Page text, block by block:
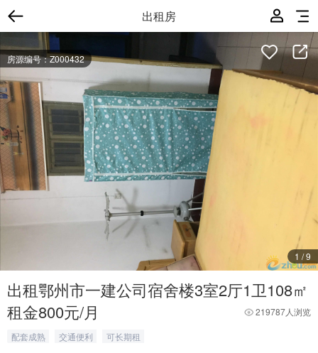
出租房
房源编号：Z000432
1 /9
出租鄂州市一建公司宿舍楼3室2厅1卫108㎡
租金800元/月
219787人浏览
配套成熟 交通便利 可长期租